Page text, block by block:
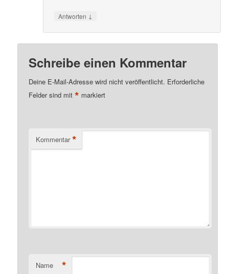
Antworten ↓
Schreibe einen Kommentar
Deine E-Mail-Adresse wird nicht veröffentlicht. Erforderliche
Felder sind mit* markiert
Kommentar *
Name *